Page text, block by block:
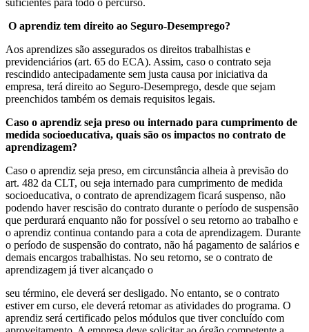
O aprendiz tem direito ao Seguro-Desemprego?
Aos aprendizes são assegurados os direitos trabalhistas e
previdenciários (art. 65 do ECA). Assim, caso o contrato seja
rescindido antecipadamente sem justa causa por iniciativa da
empresa, terá direito ao Seguro-Desemprego, desde que sejam
preenchidos também os demais requisitos legais.
Caso o aprendiz seja preso ou internado para cumprimento de
medida socioeducativa, quais são os impactos no contrato de
aprendizagem?
Caso o aprendiz seja preso, em circunstância alheia à previsão do
art. 482 da CLT, ou seja internado para cumprimento de medida
socioeducativa, o contrato de aprendizagem ficará suspenso, não
podendo haver rescisão do contrato durante o período de suspensão
que perdurará enquanto não for possível o seu retorno ao trabalho e
o aprendiz continua contando para a cota de aprendizagem. Durante
o período de suspensão do contrato, não há pagamento de salários e
demais encargos trabalhistas. No seu retorno, se o contrato de
aprendizagem já tiver alcançado o
seu término, ele deverá ser desligado. No entanto, se o contrato
estiver em curso, ele deverá retomar as atividades do programa. O
aprendiz será certificado pelos módulos que tiver concluído com